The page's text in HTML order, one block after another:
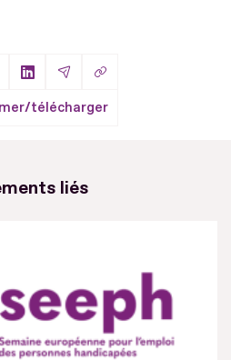
sur Facebook
sur X
Partager sur LinkedIn
Partager par Email
Copier le lien
télécharger
liés